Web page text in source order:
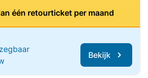
één retourticket per maand
Bekijk